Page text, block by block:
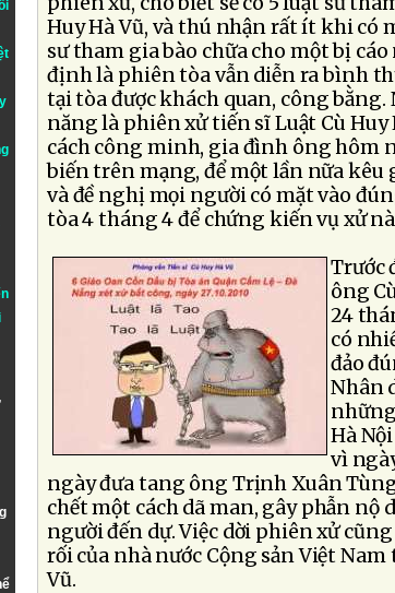
Huy Hà Vũ, và thú nhận rất ít khi có
sư tham gia bào chữa cho một bị
định là phiên tòa vẫn diễn ra bình
tại tòa được khách quan, công
năng là phiên xử tiến sĩ Luật Cù
cách công minh, gia đình ông hôm
biến trên mạng, để một lần nữa kêu
và đề nghị mọi người có mặt vào
tòa 4 tháng 4 để chứng kiến vụ xử
Trước
ông
24
có
đảo
Nhân
Hà
vì
ngày đưa tang ông Trịnh Xuân
chết một cách dã man, gây phẫn nộ
người đến dự. Việc dời phiên xử
rối của nhà nước Cộng sản Việt
Vũ.